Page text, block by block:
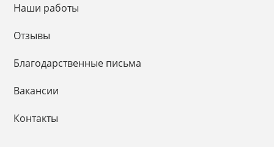
Наши работы
Отзывы
Благодарственные письма
Вакансии
Контакты